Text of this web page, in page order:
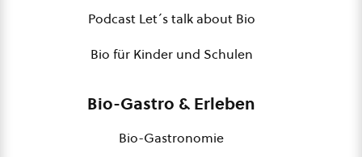
Podcast Let´s talk about Bio
Bio für Kinder und Schulen
Bio-Gastro & Erleben
Bio-Gastronomie